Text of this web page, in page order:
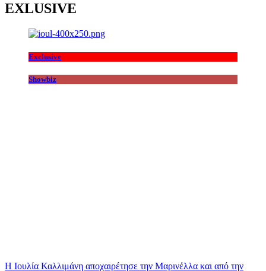
EXLUSIVE
Exclusive
Showbiz
Η Ιουλία Καλλιμάνη αποχαιρέτησε την Μαρινέλλα και από την